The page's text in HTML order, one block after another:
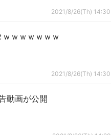
2021/8/26(Th) 14:30
ｗｗｗｗｗｗ
2021/8/26(Th) 14:30
動画が公開